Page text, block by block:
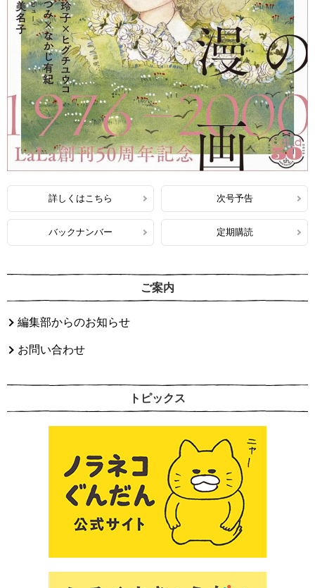
詳しくはこちら 次号予告
バックナンバー 定期購読
ご案内
編集部からのお知らせ
お問い合わせ
トピックス